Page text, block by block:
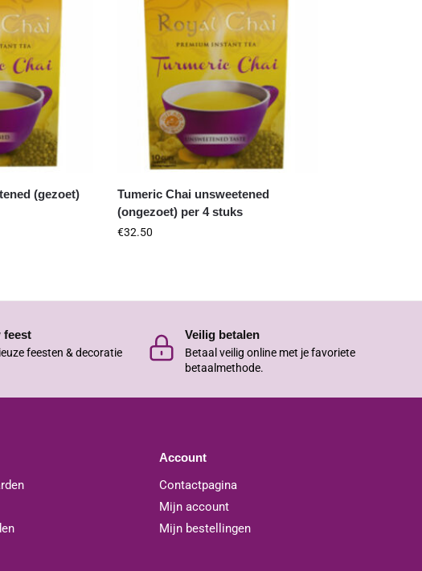
(gezoet)
Tumeric Chai unsweetened
(ongezoet) per 4 stuks
€32.50
feest
feesten & decoratie
Veilig betalen
Betaal veilig online met je favoriete
betaalmethode.
Account
Contactpagina
Mijn account
Mijn bestellingen